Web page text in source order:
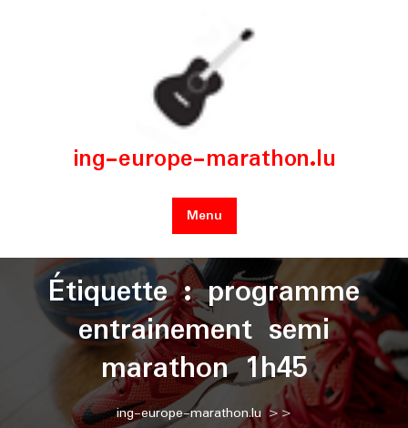
ing-europe-marathon.lu
Menu
Étiquette :programme
entrainement semi
marathon 1h45
ing-europe-marathon.lu>>